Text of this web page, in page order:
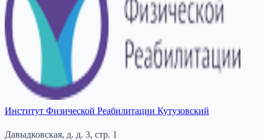
Институт Физической Реабилитации Кутузовский
Давыдковская, д. д. 3, стр. 1